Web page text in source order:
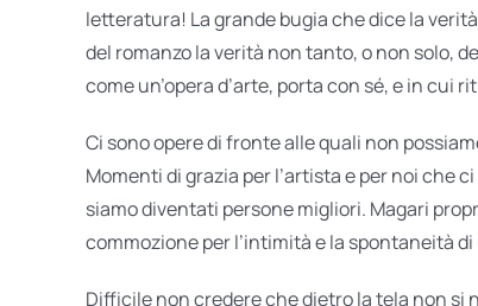
letteratura! La grande bugia che dice la
del romanzo la verità non tanto, o non solo,
come un’opera d’arte, porta con sé, e in cui
Ci sono opere di fronte alle quali non
Momenti di grazia per l’artista e per noi che
siamo diventati persone migliori. Magari
commozione per l’intimità e la spontaneità
Difficile non credere che dietro la tela non si